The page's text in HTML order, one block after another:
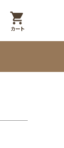
shopping_cart
カート